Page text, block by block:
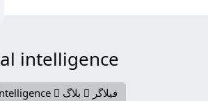
intelligence
فیلاگر بلاگ